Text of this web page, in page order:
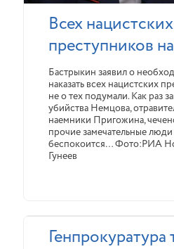
Всех нацистских
преступников
Бастрыкин заявил о
наказать всех нацистских
не о тех подумали. Как раз
убийства Немцова,
наемники Пригожина,
прочие замечательные люди
беспокоится… Фото:РИА
Гунеев
Генпрокуратура